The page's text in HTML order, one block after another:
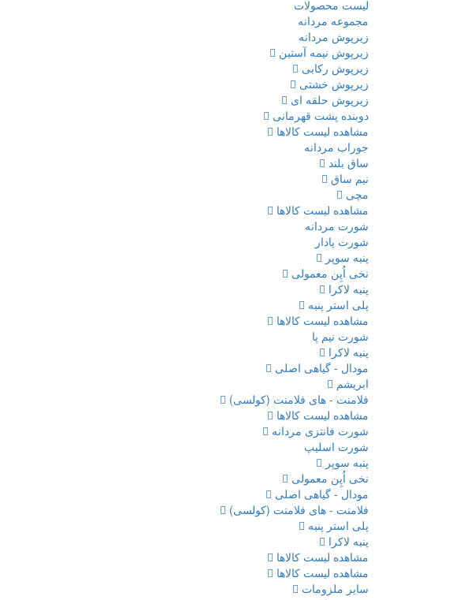
لیست محصولات
مجموعه مردانه
زیرپوش مردانه
زیرپوش نیمه آستین
زیرپوش رکابی
زیرپوش خشتی
زیرپوش حلقه ای
دوبنده پشت قهرمانی
مشاهده لیست کالاها
جوراب مردانه
ساق بلند
نیم ساق
مچی
مشاهده لیست کالاها
شورت مردانه
شورت پادار
پنبه سوپر
نخی اُپِن معمولی
پنبه لاکرا
پلی استر پنبه
مشاهده لیست کالاها
شورت نیم پا
پنبه لاکرا
مودال - گیاهی اصلی
ابریشم
فلامنت - های فلامنت (کولسی)
مشاهده لیست کالاها
شورت فانتزی مردانه
شورت اسلیپ
پنبه سوپر
نخی اُپِن معمولی
مودال - گیاهی اصلی
فلامنت - های فلامنت (کولسی)
پلی استر پنبه
پنبه لاکرا
مشاهده لیست کالاها
مشاهده لیست کالاها
سایر ملزومات